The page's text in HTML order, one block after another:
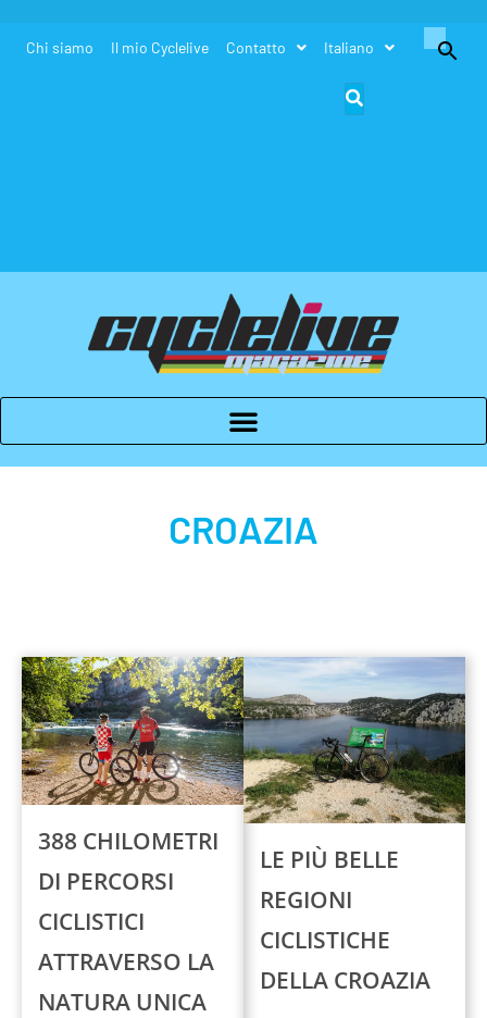
Chi siamo Il mio Cyclelive Contatto Italiano
Search
CROAZIA
388 CHILOMETRI
DI PERCORSI
CICLISTICI
ATTRAVERSO LA
NATURA UNICA
LE PIÙ BELLE
REGIONI
CICLISTICHE
DELLA CROAZIA